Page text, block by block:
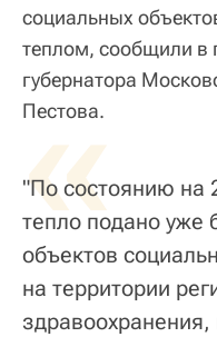
социальных
теплом, сообщили в
губернатора
Пестова.
«
"По состоянию на
тепло подано уже
объектов
на территории